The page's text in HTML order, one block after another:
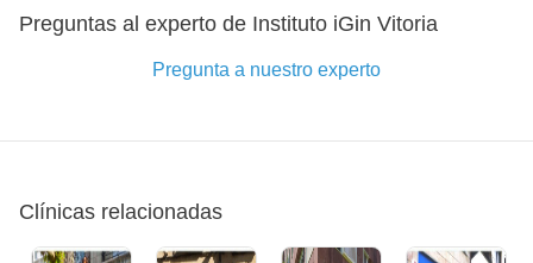
Preguntas al experto de Instituto iGin Vitoria
Pregunta a nuestro experto
Clínicas relacionadas